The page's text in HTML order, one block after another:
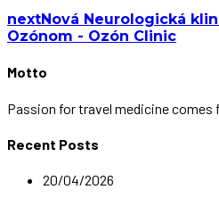
nextNová Neurologická
Ozónom - Ozón Clinic
Motto
Passion for travel medicine comes
Recent Posts
20/04/2026